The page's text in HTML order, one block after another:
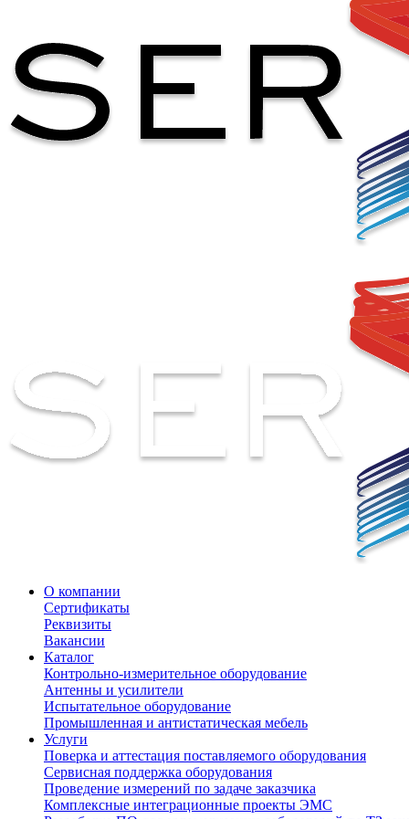
О компании
Сертификаты
Реквизиты
Вакансии
Каталог
Контрольно-измерительное оборудование
Антенны и усилители
Испытательное оборудование
Промышленная и антистатическая мебель
Услуги
Поверка и аттестация поставляемого оборудования
Сервисная поддержка оборудования
Проведение измерений по задаче заказчика
Комплексные интеграционные проекты ЭМС